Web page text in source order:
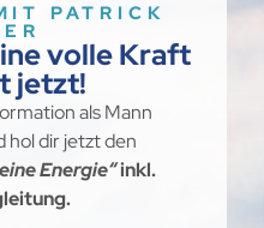
PATRICK
volle Kraft
jetzt!
als Mann
hol dir jetzt den
Energie“inkl.